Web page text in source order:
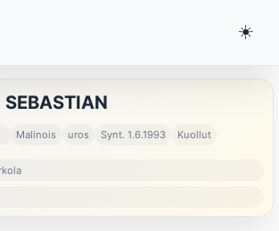
☀️
Malinois uros Synt. 1.6.1993 Kuollut